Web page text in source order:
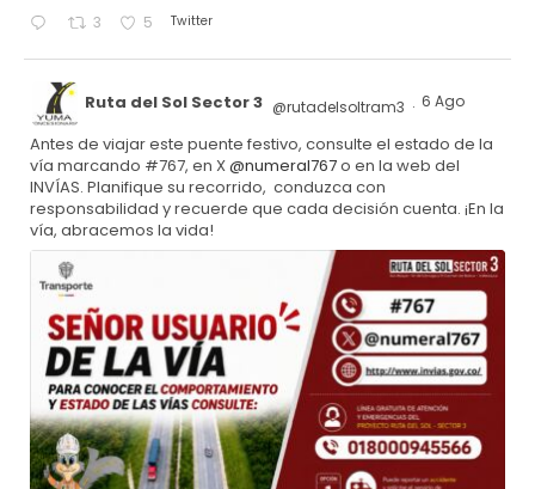
3 5 Twitter
Ruta del Sol Sector 3 @rutadelsoltram3 · 6 Ago
Antes de viajar este puente festivo, consulte el estado de la
vía marcando #767, en X@numeral767o en la web del
INVÍAS. Planifique su recorrido, conduzca con
responsabilidad y recuerde que cada decisión cuenta. ¡En la
vía, abracemos la vida!